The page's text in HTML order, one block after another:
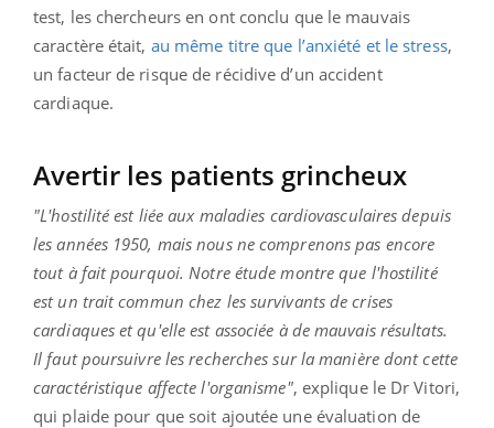
test, les chercheurs en ont conclu que le mauvais
caractère était, au même titre que l’anxiété et le stress,
un facteur de risque de récidive d’un accident
cardiaque.
Avertir les patients grincheux
"L'hostilité est liée aux maladies cardiovasculaires depuis
les années 1950, mais nous ne comprenons pas encore
tout à fait pourquoi. Notre étude montre que l'hostilité
est un trait commun chez les survivants de crises
cardiaques et qu'elle est associée à de mauvais résultats.
Il faut poursuivre les recherches sur la manière dont cette
caractéristique affecte l'organisme", explique le Dr Vitori,
qui plaide pour que soit ajoutée une évaluation de